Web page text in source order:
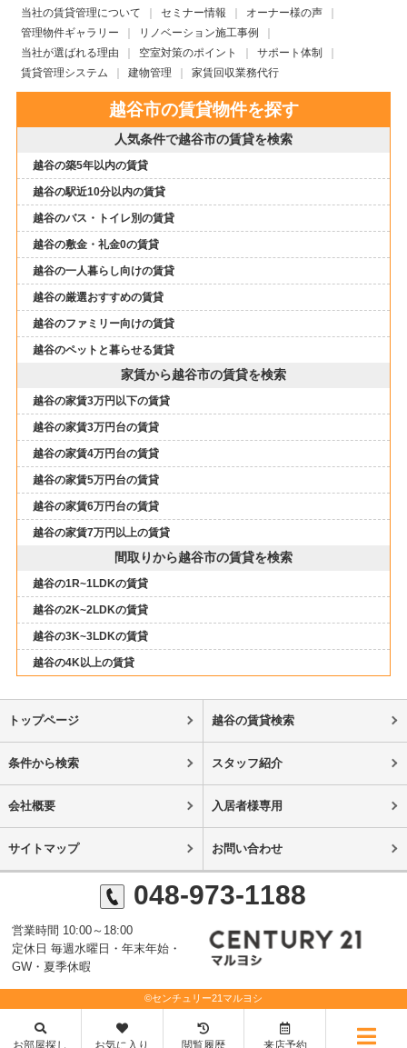
当社の賃貸管理について セミナー情報
オーナー様の声
管理物件ギャラリー
リノベーション施工事例
当社が選ばれる理由
空室対策のポイント
サポート体制
賃貸管理システム
建物管理 家賃回収業務代行
越谷市の賃貸物件を探す
人気条件で越谷市の賃貸を検索
越谷の築5年以内の賃貸
越谷の駅近10分以内の賃貸
越谷のバス・トイレ別の賃貸
越谷の敷金・礼金0の賃貸
越谷の一人暮らし向けの賃貸
越谷の厳選おすすめの賃貸
越谷のファミリー向けの賃貸
越谷のペットと暮らせる賃貸
家賃から越谷市の賃貸を検索
越谷の家賃3万円以下の賃貸
越谷の家賃3万円台の賃貸
越谷の家賃4万円台の賃貸
越谷の家賃5万円台の賃貸
越谷の家賃6万円台の賃貸
越谷の家賃7万円以上の賃貸
間取りから越谷市の賃貸を検索
越谷の1R~1LDKの賃貸
越谷の2K~2LDKの賃貸
越谷の3K~3LDKの賃貸
越谷の4K以上の賃貸
トップページ 越谷の賃貸検索
条件から検索 スタッフ紹介
会社概要 入居者様専用
サイトマップ お問い合わせ
048-973-1188
営業時間 10:00～18:00
定休日 毎週水曜日・年末年始・
GW・夏季休暇
©センチュリー21マルヨシ
お部屋探し お気に入り 閲覧履歴 来店予約